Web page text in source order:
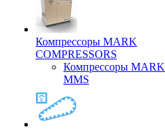
Компрессоры MARK
COMPRESSORS
Компрессоры MARK
MMS